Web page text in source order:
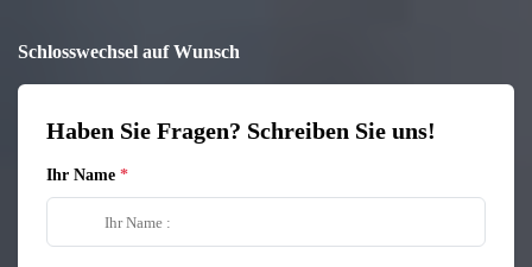
Schlosswechsel auf Wunsch
Haben Sie Fragen? Schreiben Sie uns!
Ihr Name